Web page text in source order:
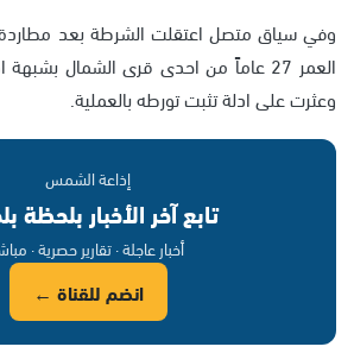
وفي سياق متصل اعتقلت الشرطة بعد مطاردة
العمر 27 عاماً من احدى قرى الشمال
وعثرت على ادلة تثبت تورطه بالعملية.
إذاعة الشمس
تابع آخر الأخبار بلحظة
أخبار عاجلة · تقارير حصرية ·
انضم للقناة ←